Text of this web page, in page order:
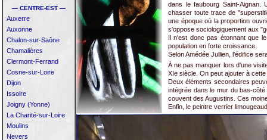
— CENTRE-EST —
Auxerre
Auxonne
Chalon-sur-Saône
Chamalières
Clermont-Ferrand
Cosne-sur-Loire
Dijon
Issoire
Joigny (Yonne)
La Charité-sur-Loire
Moulins
Nevers
dans le faubourg Saint-Aignan.
chasser toute trace de
une époque où la proportion
s'oppose sociologiquement aux
Il n'est donc pas étonnant que
population en forte croissance.
Selon Amédée Jullien, l'édifice
À ne pas manquer lors d'une
XIe siècle. On peut ajouter à
Deux éléments secondaires
intégrée dans le mur du bas-
couvent des Augustins. Ces
Enfin, le peintre verrier